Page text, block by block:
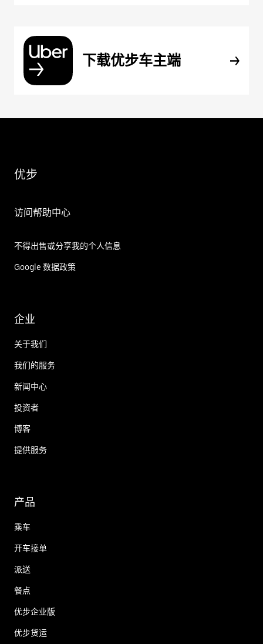
下载优步车主端
优步
访问帮助中心
不得出售或分享我的个人信息
Google 数据政策
企业
关于我们
我们的服务
新闻中心
投资者
博客
提供服务
产品
乘车
开车接单
派送
餐点
优步企业版
优步货运